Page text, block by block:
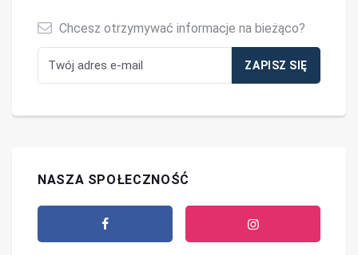
Chcesz otrzymywać informacje na bieżąco?
NASZA SPOŁECZNOŚĆ